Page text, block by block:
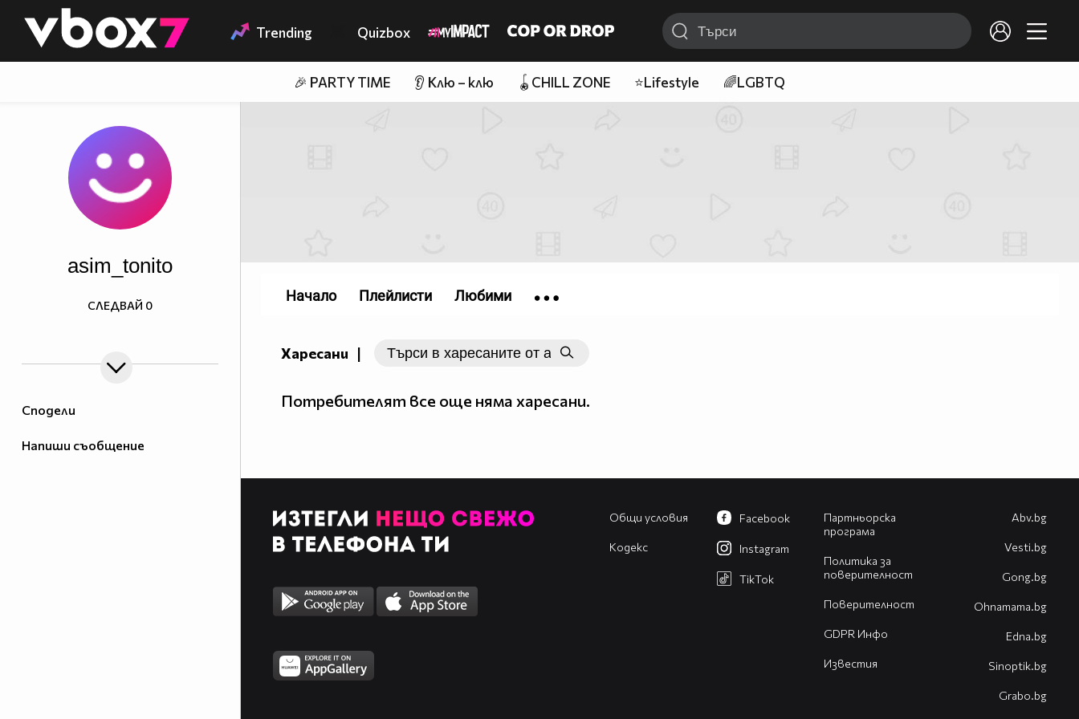
👾 Trending Quizbox
🎉 PARTY TIME 👂 Клю – клю 🪀CHILL ZONE ⭐Lifestyle 🌈LGBTQ
Сподели
Напиши съобщение
asim_tonito
СЛЕДВАЙ 0
Харесани |
Потребителят все още няма харесани.
Начало Плейлисти Любими
Общи условия
Кодекс
Партньорска
програма
Политика за
поверителност
Поверителност
GDPR Инфо
Известия
Facebook
Instagram
TikTok
Abv.bg
Vesti.bg
Gong.bg
Оhnamama.bg
Edna.bg
Sinoptik.bg
Grabo.bg